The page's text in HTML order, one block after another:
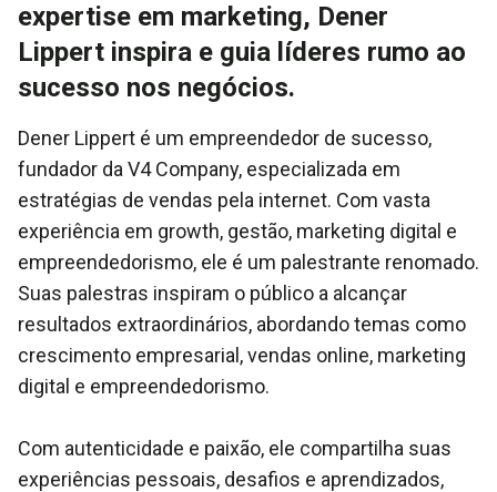
expertise em marketing, Dener
Lippert inspira e guia líderes rumo ao
sucesso nos negócios.
Dener Lippert é um empreendedor de sucesso,
fundador da V4 Company, especializada em
estratégias de vendas pela internet. Com vasta
experiência em growth, gestão, marketing digital e
empreendedorismo, ele é um palestrante renomado.
Suas palestras inspiram o público a alcançar
resultados extraordinários, abordando temas como
crescimento empresarial, vendas online, marketing
digital e empreendedorismo.
Com autenticidade e paixão, ele compartilha suas
experiências pessoais, desafios e aprendizados,